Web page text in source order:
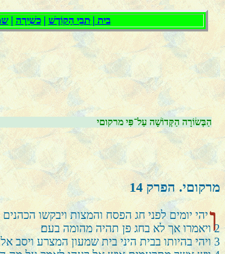
הַבְּשׂוֹרָה הַקְּדוֹשָׁה עַל־פִּי מרקוםי
מרקוםי. הפרק
ויהי יומים לפני חג הפסח והמצות ויבקשו
2 ויאמרו אך לא בחג פן תהיה מהומה בעם׃
3 ויהי בהיותו בבית היני בית שמעון המצרע